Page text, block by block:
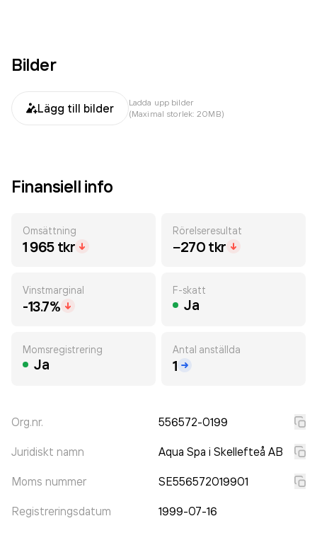
Bilder
Lägg till bilder
Ladda upp bilder
(Maximal storlek: 20MB)
Finansiell info
Omsättning
1 965 tkr
Rörelseresultat
−270 tkr
Vinstmarginal
-13.7%
F-skatt
Ja
Momsregistrering
Ja
Antal anställda
1
Org.nr. 556572-0199
Juridiskt namn Aqua Spa i Skellefteå AB
Moms nummer SE556572019901
Registreringsdatum 1999-07-16